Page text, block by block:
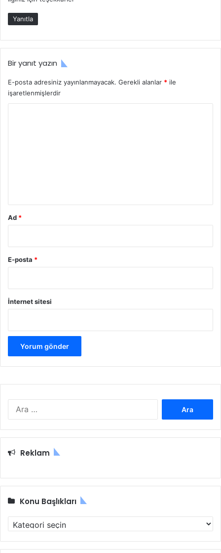
Yanıtla
Bir yanıt yazın
E-posta adresiniz yayınlanmayacak. Gerekli alanlar * ile
işaretlenmişlerdir
Ad *
E-posta *
İnternet sitesi
Reklam
Konu Başlıkları
o
n